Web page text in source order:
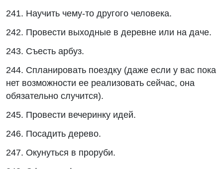
241. Научить чему-то другого человека.
242. Провести выходные в деревне или на даче.
243. Съесть арбуз.
244. Спланировать поездку (даже если у вас пока
нет возможности ее реализовать сейчас, она
обязательно случится).
245. Провести вечеринку идей.
246. Посадить дерево.
247. Окунуться в проруби.